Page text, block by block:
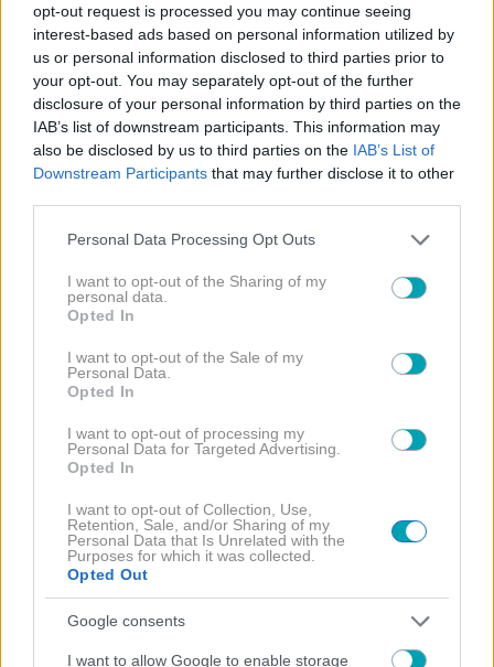
opt-out request is processed you may continue seeing
interest-based ads based on personal information utilized by
us or personal information disclosed to third parties prior to
your opt-out. You may separately opt-out of the further
disclosure of your personal information by third parties on the
IAB’s list of downstream participants. This information may
also be disclosed by us to third parties on the IAB’s List of
Downstream Participants that may further disclose it to other
Please note that this website/app uses one or more Google
not limited to your visit or usage behaviour. You may click to
grant or deny consent to Google and its third-party tags to
use your data for below specified purposes in below Google
consent section.
Personal Data Processing Opt Outs
I want to opt-out of the Sharing of my
personal data.
Opted In
I want to opt-out of the Sale of my
Personal Data.
Opted In
I want to opt-out of processing my
Personal Data for Targeted Advertising.
Opted In
I want to opt-out of Collection, Use,
Retention, Sale, and/or Sharing of my
Personal Data that Is Unrelated with the
Purposes for which it was collected.
Opted Out
Google consents
I want to allow Google to enable storage
Met gala 2026 Μπάντ Μπάνυ
ΔΙΑΒΑΣΤΕ
ΠΕΡΙΣΣΟΤΕΡΑ